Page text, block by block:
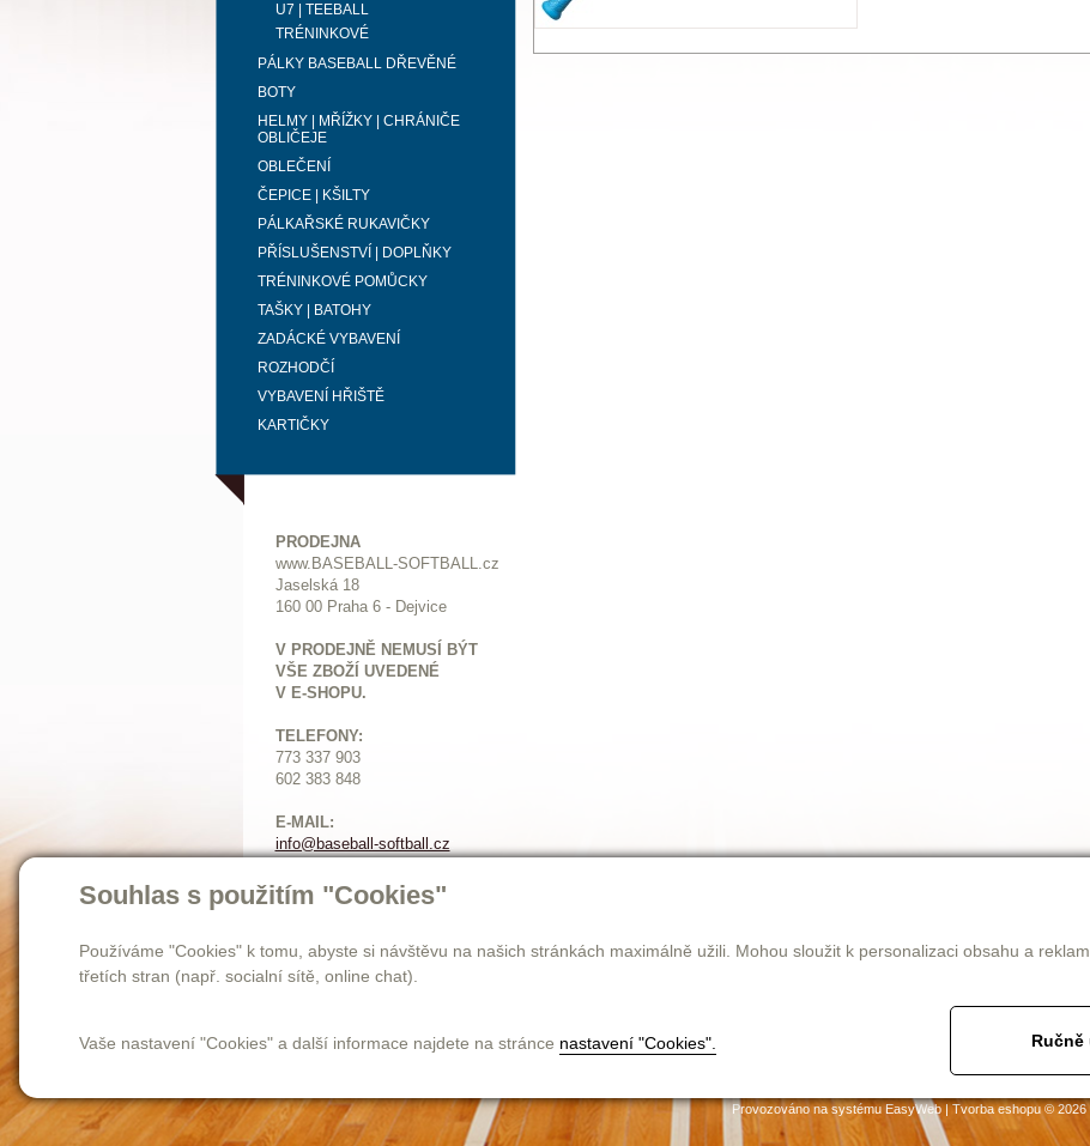
Souhlas s použitím "Cookies"
Používáme "Cookies" k tomu, abyste si návštěvu na našich stránkách maximálně užili. Mohou sloužit k personalizaci obsahu a
třetích stran (např. socialní sítě, online chat).
Vaše nastavení "Cookies" a další informace najdete na stránce nastavení "Cookies". Ručně
U7 | TEEBALL
TRÉNINKOVÉ
PÁLKY BASEBALL DŘEVĚNÉ
BOTY
HELMY | MŘÍŽKY | CHRÁNIČE
OBLIČEJE
OBLEČENÍ
ČEPICE | KŠILTY
PÁLKAŘSKÉ RUKAVIČKY
PŘÍSLUŠENSTVÍ | DOPLŇKY
TRÉNINKOVÉ POMŮCKY
TAŠKY | BATOHY
ZADÁCKÉ VYBAVENÍ
ROZHODČÍ
VYBAVENÍ HŘIŠTĚ
KARTIČKY
PRODEJNA
www.BASEBALL-SOFTBALL.cz
Jaselská 18
160 00 Praha 6 - Dejvice
V PRODEJNĚ NEMUSÍ BÝT
VŠE ZBOŽÍ UVEDENÉ
V E-SHOPU.
TELEFONY:
773 337 903
602 383 848
E-MAIL:
info@baseball-softball.cz
Otevírací doba:
Pondělí: 14-17
Sobota: 9-12
jak nakupovat obchodní podmínky
Provozováno na systémuEasyWeb|Tvorba eshopu© 2026